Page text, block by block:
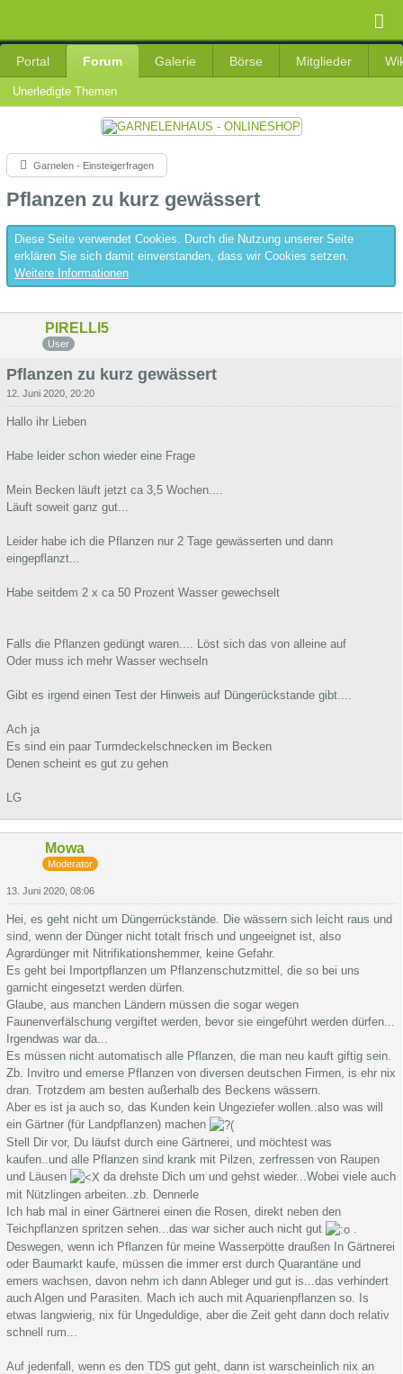
Portal Forum Galerie Börse Mitglieder
Unerledigte Themen
Garnelen - Einsteigerfragen
Pflanzen zu kurz gewässert
Diese Seite verwendet Cookies. Durch die Nutzung unserer Seite
erklären Sie sich damit einverstanden, dass wir Cookies setzen.
Weitere Informationen
PIRELLI5
User
Pflanzen zu kurz gewässert
12. Juni 2020, 20:20
Hallo ihr Lieben
Habe leider schon wieder eine Frage
Mein Becken läuft jetzt ca 3,5 Wochen....
Läuft soweit ganz gut...
Leider habe ich die Pflanzen nur 2 Tage gewässerten und dann
eingepflanzt...
Habe seitdem 2 x ca 50 Prozent Wasser gewechselt
Falls die Pflanzen gedüngt waren.... Löst sich das von alleine auf
Oder muss ich mehr Wasser wechseln
Gibt es irgend einen Test der Hinweis auf Düngerückstande gibt....
Ach ja
Es sind ein paar Turmdeckelschnecken im Becken
Denen scheint es gut zu gehen
LG
Mowa
Moderator
13. Juni 2020, 08:06
Hei, es geht nicht um Düngerrückstände. Die wässern sich leicht raus und
sind, wenn der Dünger nicht totalt frisch und ungeeignet ist, also
Agrardünger mit Nitrifikationshemmer, keine Gefahr.
Es geht bei Importpflanzen um Pflanzenschutzmittel, die so bei uns
garnicht eingesetzt werden dürfen.
Glaube, aus manchen Ländern müssen die sogar wegen
Faunenverfälschung vergiftet werden, bevor sie eingeführt werden dürfen...
Irgendwas war da...
Es müssen nicht automatisch alle Pflanzen, die man neu kauft giftig sein.
Zb. Invitro und emerse Pflanzen von diversen deutschen Firmen, is ehr nix
dran. Trotzdem am besten außerhalb des Beckens wässern.
Aber es ist ja auch so, das Kunden kein Ungeziefer wollen..also was will
ein Gärtner (für Landpflanzen) machen
Stell Dir vor, Du läufst durch eine Gärtnerei, und möchtest was
kaufen..und alle Pflanzen sind krank mit Pilzen, zerfressen von Raupen
und Läusen
da drehste Dich um und gehst wieder...Wobei viele auch
mit Nützlingen arbeiten..zb. Dennerle
Ich hab mal in einer Gärtnerei einen die Rosen, direkt neben den
Teichpflanzen spritzen sehen...das war sicher auch nicht gut
Deswegen, wenn ich Pflanzen für meine Wasserpötte draußen In Gärtnerei
oder Baumarkt kaufe, müssen die immer erst durch Quarantäne und
emers wachsen, davon nehm ich dann Ableger und gut is...das verhindert
auch Algen und Parasiten. Mach ich auch mit Aquarienpflanzen so. Is
etwas langwierig, nix für Ungeduldige, aber die Zeit geht dann doch relativ
schnell rum...
Auf jedenfall, wenn es den TDS gut geht, dann ist warscheinlich nix an